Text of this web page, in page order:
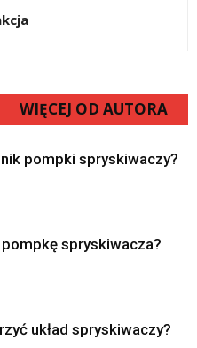
WIĘCEJ OD AUTORA
pompki spryskiwaczy?
spryskiwacza?
układ spryskiwaczy?